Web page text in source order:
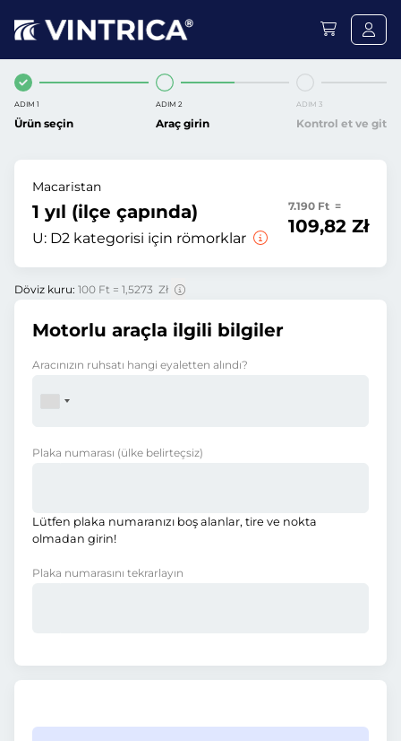
ADIM 1
Ürün seçin
ADIM 2
Araç girin
ADIM 3
Kontrol et ve git
Macaristan
1 yıl (ilçe çapında)
U: D2 kategorisi için römorklar
7.190 Ft =
109,82 Zł
Döviz kuru: 100 Ft = 1,5273 Zł
Motorlu araçla ilgili bilgiler
Aracınızın ruhsatı hangi eyaletten alındı?
Plaka numarası (ülke belirteçsiz)
Lütfen plaka numaranızı boş alanlar, tire ve nokta
olmadan girin!
Plaka numarasını tekrarlayın